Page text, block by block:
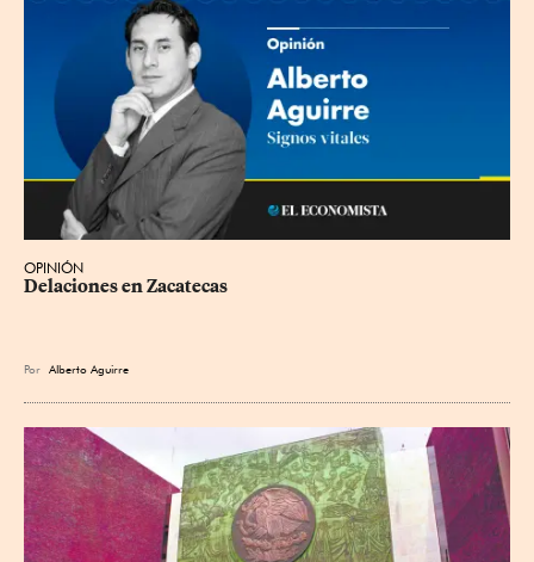
OPINIÓN
Delaciones en Zacatecas
Por Alberto Aguirre